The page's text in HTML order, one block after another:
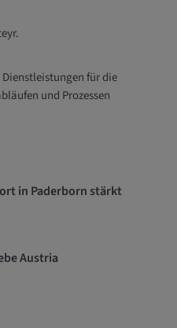
für die
und Prozessen
in Paderborn stärkt
Austria